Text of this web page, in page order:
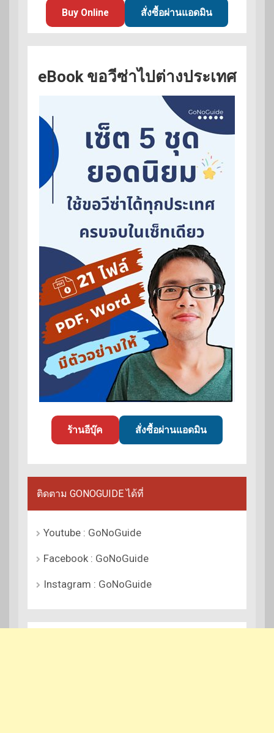
Buy Online สั่งซื้อผ่านแอดมิน
eBook ขอวีซ่าไปต่างประเทศ
ร้านอีบุ๊ค สั่งซื้อผ่านแอดมิน
ติดตาม GONOGUIDE ได้ที่
Youtube : GoNoGuide
Facebook : GoNoGuide
Instagram : GoNoGuide